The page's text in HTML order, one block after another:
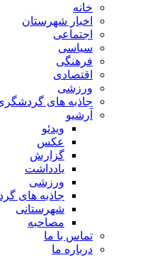
خانه
اخبار شهرستان
اجتماعی
سیاسی
فرهنگی
اقتصادی
ورزشی
جاذبه های
آرشیو
ویدئو
عکس
گزارش
یادداشت
ورزشی
جاذبه های
شهرستانی
مصاحبه
تماس با ما
درباره ما